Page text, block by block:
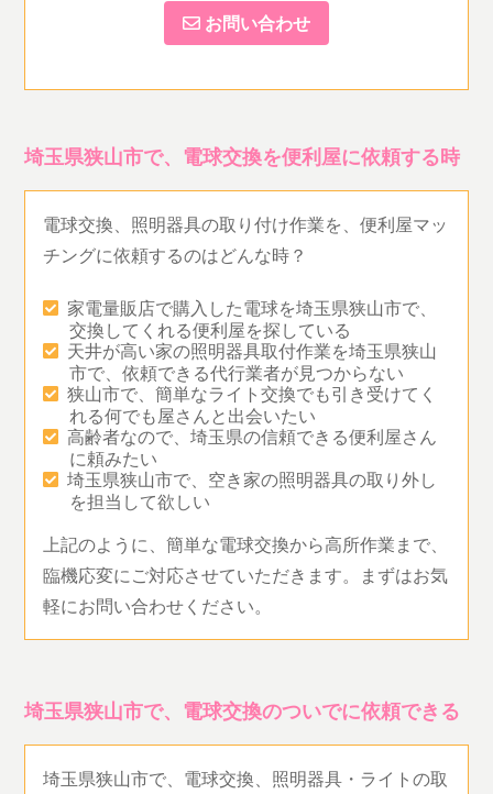
お問い合わせ
埼玉県狭山市で、電球交換を便利屋に依頼する時
電球交換、照明器具の取り付け作業を、便利屋マッ
チングに依頼するのはどんな時？
家電量販店で購入した電球を埼玉県狭山市で、
交換してくれる便利屋を探している
天井が高い家の照明器具取付作業を埼玉県狭山
市で、依頼できる代行業者が見つからない
狭山市で、簡単なライト交換でも引き受けてく
れる何でも屋さんと出会いたい
高齢者なので、埼玉県の信頼できる便利屋さん
に頼みたい
埼玉県狭山市で、空き家の照明器具の取り外し
を担当して欲しい
上記のように、簡単な電球交換から高所作業まで、
臨機応変にご対応させていただきます。まずはお気
軽にお問い合わせください。
埼玉県狭山市で、電球交換のついでに依頼できる
埼玉県狭山市で、電球交換、照明器具・ライトの取